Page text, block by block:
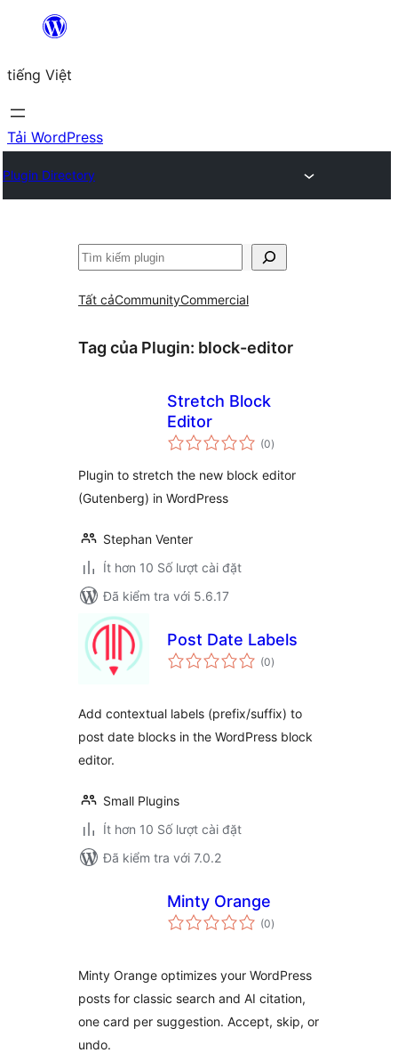
Chuyển
phần
nội
dung
tiếng Việt
Tải WordPress
Plugin Directory
Tìm
Tất cảCommunityCommercial
Tag của Plugin: block-editor
Stretch Block
Editor
(0tổng
đánh
)
Plugin to stretch the new block editor
(Gutenberg) in WordPress
Stephan Venter
Ít hơn 10 Số lượt cài đặt
Đã kiểm tra với 5.6.17
Post Date Labels
(0tổng
đánh
)
Add contextual labels (prefix/suffix) to
post date blocks in the WordPress block
editor.
Small Plugins
Ít hơn 10 Số lượt cài đặt
Đã kiểm tra với 7.0.2
Minty Orange
(0tổng
đánh
)
Minty Orange optimizes your WordPress
posts for classic search and AI citation,
one card per suggestion. Accept, skip, or
undo.